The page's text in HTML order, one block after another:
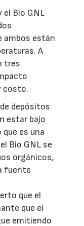
el Bio GNL
ambos están
A
tres
costo.
depósitos
estar bajo
es una
Bio GNL se
orgánicos,
fuente
que el
que el
emitiendo